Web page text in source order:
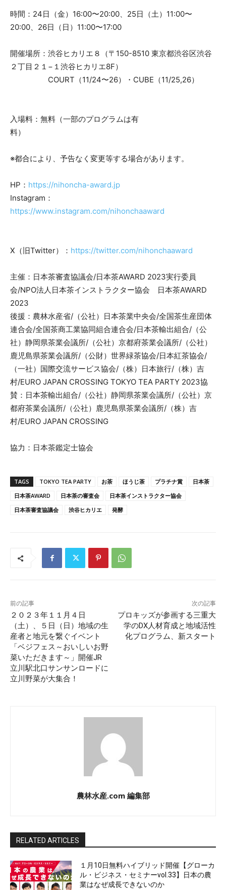
時間：24日（金）16:00〜20:00、25日（土）11:00〜
20:00、26日（日）11:00〜17:00
開催場所：渋谷ヒカリエ８（〒150-8510 東京都渋谷区渋谷
２丁目２１−１渋谷ヒカリエ8F）
COURT（11/24〜26）・CUBE（11/25,26）
入場料：無料（一部のプログラムは有
料）
※都合により、予告なく変更等する場合があります。
HP： https://nihoncha-award.jp
Instagram：
https://www.instagram.com/nihonchaaward
X（旧Twitter）： https://twitter.com/nihonchaaward
主催：日本茶審査協議会/日本茶AWARD 2023実行委員
会/NPO法人日本茶インストラクター協会 日本茶AWARD
2023
後援：農林水産省/（公社）日本茶業中央会/全国茶生産団体
連合会/全国茶商工業協同組合連合会/日本茶輸出組合/（公
社）静岡県茶業会議所/（公社）京都府茶業会議所/（公社）
鹿児島県茶業会議所/（公財）世界緑茶協会/日本紅茶協会/
（一社）国際交流サービス協会/（株）日本旅行/（株）吉
村/EURO JAPAN CROSSING TOKYO TEA PARTY 2023協
賛：日本茶輸出組合/（公社）静岡県茶業会議所/（公社）京
都府茶業会議所/（公社）鹿児島県茶業会議所/（株）吉
村/EURO JAPAN CROSSING
協力：日本茶鑑定士協会
TAGS TOKYO TEA PARTY お茶 ほうじ茶 プラチナ賞
日本茶
日本茶AWARD
日本茶の審査会
日本茶インストラクター協会
日本茶審査協議会
渋谷ヒカリエ 発酵
前の記事
２０２３年１１月４日
（土）、５日（日）地域の生
産者と地元を繋ぐイベント
「ベジフェス～おいしいお野
菜いただきます～」開催JR
立川駅北口サンサンロードに
立川野菜が大集合！
次の記事
プロキッズが参画する三重大
学のDX人材育成と地域活性
化プログラム、新スタート
農林水産.com 編集部
RELATED ARTICLES
１月10日無料ハイブリッド開催【グローカ
ル・ビジネス・セミナーvol.33】日本の農
業はなぜ成長できないのか